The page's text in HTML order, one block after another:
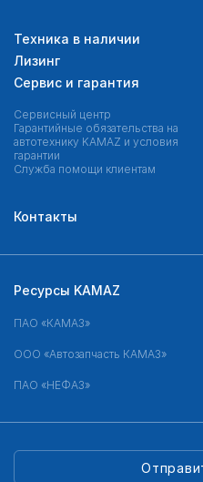
Техника в наличии
Лизинг
Сервис и гарантия
Сервисный центр
Гарантийные обязательства на
автотехнику KAMAZ и условия
гарантии
Служба помощи клиентам
Контакты
Ресурсы KAMAZ
ПАО «КАМАЗ»
ООО «Автозапчасть КАМАЗ»
ПАО «НЕФАЗ»